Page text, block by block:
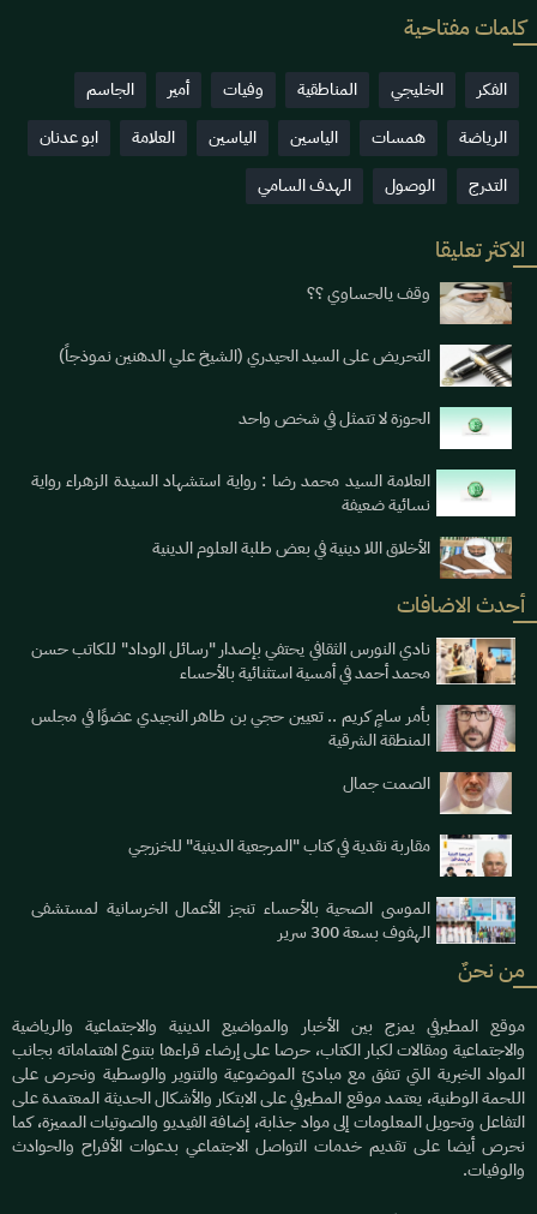
كلمات مفتاحية
الفكر الخليجي المناطقية وفيات أمير
الجاسم
الرياضة
همسات الياسين الياسين العلامة
ابو عدنان
التدرج
الوصول الهدف السامي
الاكثر تعليقا
وقف يالحساوي ؟؟
التحريض على السيد الحيدري (الشيخ علي الدهنين نموذجاً)
الحوزة لا تتمثل في شخص واحد
العلامة السيد محمد رضا : رواية استشهاد السيدة الزهراء رواية
نسائية ضعيفة
الأخلاق اللا دينية في بعض طلبة العلوم الدينية
أحدث الاضافات
نادي النورس الثقافي يحتفي بإصدار "رسائل الوداد" للكاتب حسن
محمد أحمد في أمسية استثنائية بالأحساء
بأمر سامٍ كريم .. تعيين حجي بن طاهر النجيدي عضوًا في مجلس
المنطقة الشرقية
الصمت جمال
مقاربة نقدية في كتاب "المرجعية الدينية" للخزرجي
الموسى الصحية بالأحساء تنجز الأعمال الخرسانية لمستشفى
الهفوف بسعة 300 سرير
من نحنٌ
موقع المطيرفي يمزج بين الأخبار والمواضيع الدينية والاجتماعية والرياضية
والاجتماعية ومقالات لكبار الكتاب، حرصا على إرضاء قراءها بتنوع اهتماماته بجانب
المواد الخبرية التي تتفق مع مبادئ الموضوعية والتنوير والوسطية ونحرص على
اللحمة الوطنية، يعتمد موقع المطيرفي على الابتكار والأشكال الحديثة المعتمدة على
التفاعل وتحويل المعلومات إلى مواد جذابة، إضافة الفيديو والصوتيات المميزة، كما
نحرص أيضا على تقديم خدمات التواصل الاجتماعي بدعوات الأفراح والحوادث
والوفيات.